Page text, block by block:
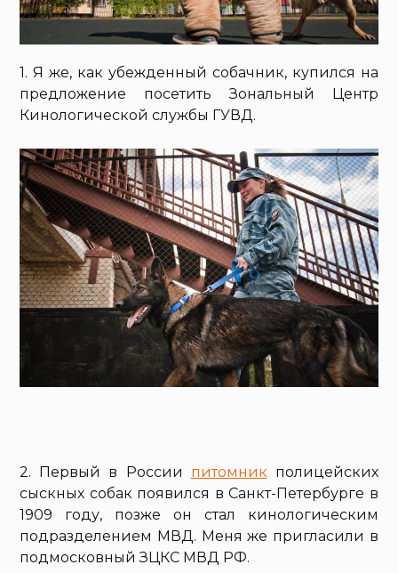
1. Я же, как убежденный собачник, купился на
предложение посетить Зональный Центр
Кинологической службы ГУВД.
2. Первый в России питомник полицейских
сыскных собак появился в Санкт-Петербурге в
1909 году, позже он стал кинологическим
подразделением МВД. Меня же пригласили в
подмосковный ЗЦКС МВД РФ.